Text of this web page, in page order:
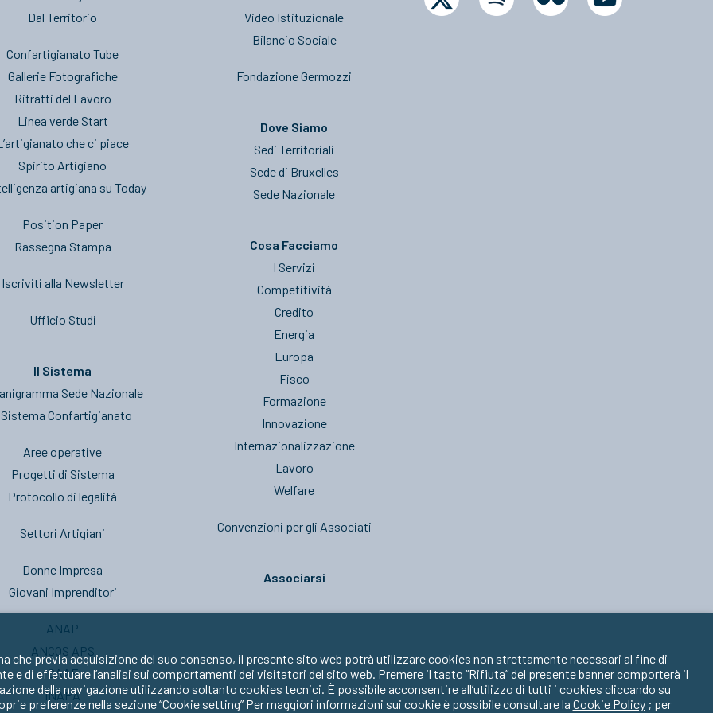
Dal Territorio
Confartigianato Tube
Gallerie Fotografiche
Ritratti del Lavoro
Linea verde Start
che ci piace
Spirito Artigiano
artigiana su Today
Position Paper
Rassegna Stampa
Iscriviti alla Newsletter
Ufficio Studi
Il Sistema
Sede Nazionale
Confartigianato
Aree operative
Progetti di Sistema
Protocollo di legalità
Settori Artigiani
Donne Impresa
Giovani Imprenditori
ANAP
ANCOS APS
CAAF
INAPA
Video Istituzionale
Bilancio Sociale
Fondazione Germozzi
Dove Siamo
Sedi Territoriali
Sede di Bruxelles
Sede Nazionale
Cosa Facciamo
I Servizi
Competitività
Credito
Energia
Europa
Fisco
Formazione
Innovazione
Internazionalizzazione
Lavoro
Welfare
Convenzioni per gli Associati
Associarsi
che previa acquisizione del suo consenso, il presente sito web potrà utilizzare cookies non strettamente necessari al fine di
e di effettuare l’analisi sui comportamenti dei visitatori del sito web. Premere il tasto “Rifiuta” del presente banner comporterà il
della navigazione utilizzando soltanto cookies tecnici. È possibile acconsentire all’utilizzo di tutti i cookies cliccando su
preferenze nella sezione “Cookie setting” Per maggiori informazioni sui cookie è possibile consultare la Cookie Policy; per